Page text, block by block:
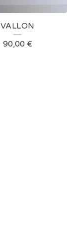
VALLON
90,00 €